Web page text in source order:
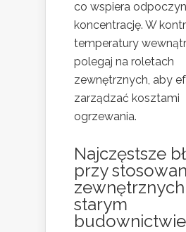
co wspiera
koncentrację. W
temperatury
polegaj na roletach
zewnętrznych, aby
zarządzać kosztami
ogrzewania.
Najczęstsze
przy
starym
budownictwie